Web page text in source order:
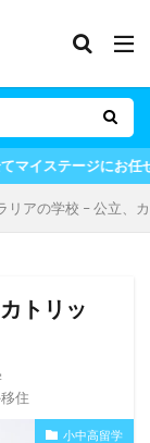
お任せ！
リアの学校 – 公立、
トリッ
住
小中高留学